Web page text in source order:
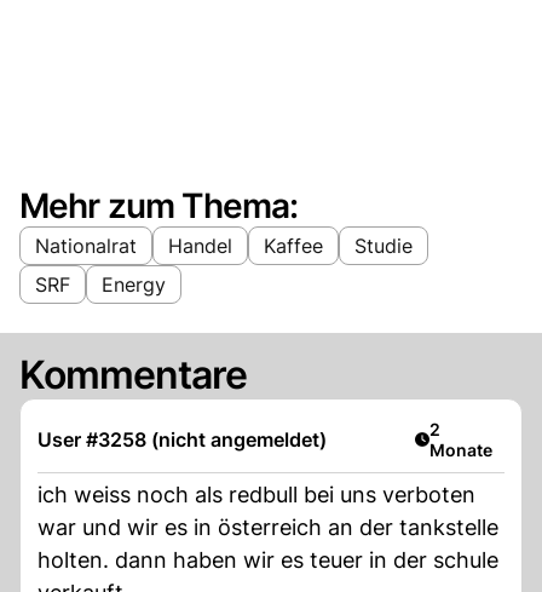
Mehr zum Thema:
Nationalrat Handel Kaffee
Studie
SRF
Energy
Kommentare
User #3258 (nicht angemeldet) Artikel
2
Monate
ich weiss noch als redbull bei uns verboten
war und wir es in österreich an der tankstelle
holten. dann haben wir es teuer in der schule